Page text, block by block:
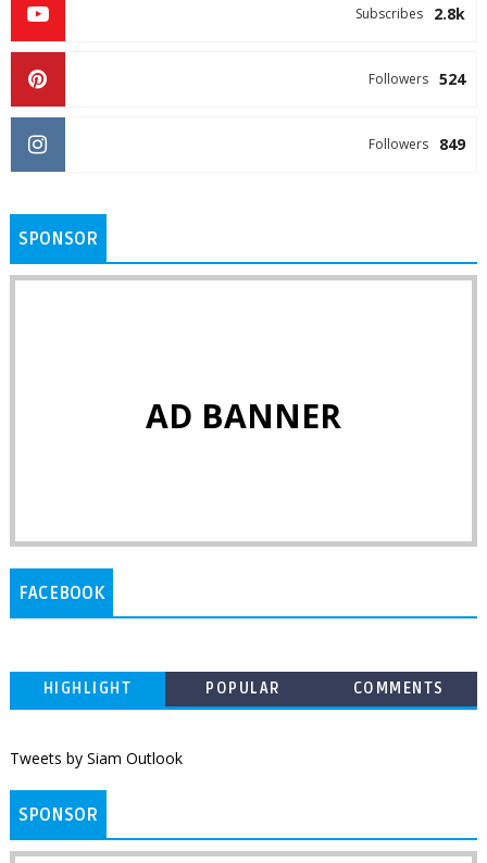
2.8k
Subscribes
524
Followers
849
Followers
SPONSOR
AD BANNER
FACEBOOK
HIGHLIGHT POPULAR COMMENTS
Tweets by Siam Outlook
SPONSOR